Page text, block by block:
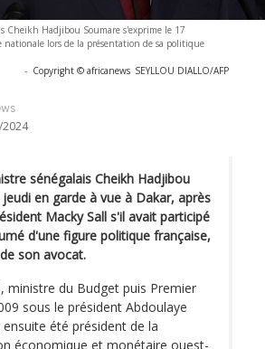
Cheikh Hadjibou Soumare s'exprime le 17
nationale lors de la présentation de sa politique
- Copyright © africanews SEYLLOU DIALLO/AFP
sénégalais Cheikh Hadjibou
en garde à vue à Dakar, après
Macky Sall s'il avait participé
d'une figure politique française,
son avocat.
ministre du Budget puis Premier
sous le président Abdoulaye
été président de la
économique et monétaire ouest-